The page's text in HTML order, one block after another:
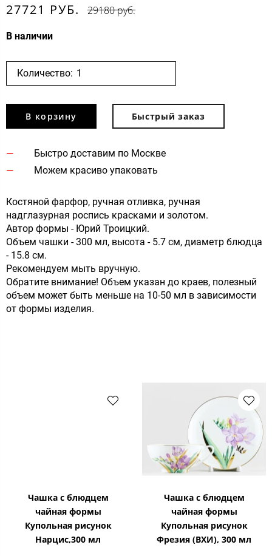
27721 РУБ. 29180 руб.
В наличии
Количество:
В корзину Быстрый заказ
Быстро доставим по Москве
Можем красиво упаковать
Костяной фарфор, ручная отливка, ручная
надглазурная роспись красками и золотом.
Автор формы - Юрий Троицкий.
Объем чашки - 300 мл, высота - 5.7 см, диаметр блюдца
- 15.8 см.
Рекомендуем мыть вручную.
Обратите внимание! Объем указан до краев, полезный
объем может быть меньше на 10-50 мл в зависимости
от формы изделия.
Чашка с блюдцем
чайная формы
Купольная рисунок
Нарцис,300 мл
Чашка с блюдцем
чайная формы
Купольная рисунок
Фрезия (ВХИ), 300 мл